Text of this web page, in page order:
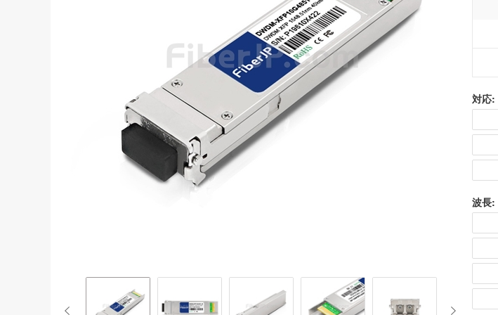
対応:
波長: